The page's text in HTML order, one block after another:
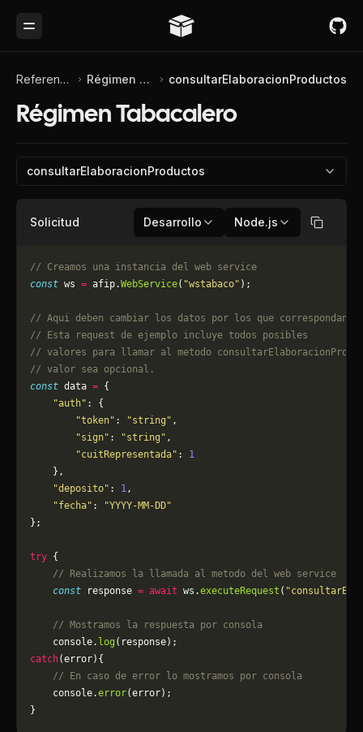
Toggle Menu
Referencia de API Régimen Tabacalero consultarElaboracionProductos
Régimen Tabacalero
consultarElaboracionProductos
Solicitud Desarrollo Node.js Copiar
// Creamos una instancia del web service
const ws = afip.WebService( "wstabaco" );
// Aqui deben cambiar los datos por los que correspondan.
// Esta request de ejemplo incluye todos posibles
// valores para llamar al metodo
// valor sea opcional.
const data = {
    "auth"
: {
        "token"
: "string" ,
        "sign"
: "string" ,
        "cuitRepresentada"
: 1
    },
    "deposito"
: 1,
    "fecha"
:
"YYYY-MM-DD"
};
try {
    // Realizamos la llamada al metodo del web service
    const
response = await ws.executeRequest (
    // Mostramos la respuesta por consola
    console.
log (response);
catch(error){
    // En caso de error lo mostramos por consola
	console.
error(error);
}